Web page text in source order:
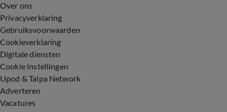
Over ons
Privacyverklaring
Gebruiksvoorwaarden
Cookieverklaring
Digitale diensten
Cookie instellingen
Upod & Talpa Network
Adverteren
Vacatures